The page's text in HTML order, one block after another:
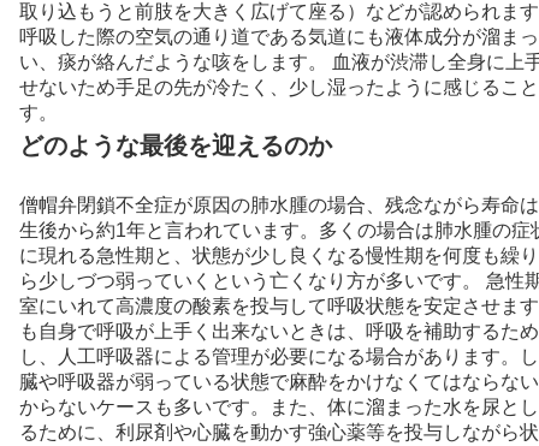
取り込もうと前肢を大きく広げて座る）などが認められま
呼吸した際の空気の通り道である気道にも液体成分が溜ま
い、痰が絡んだような咳をします。 血液が渋滞し全身に上
せないため手足の先が冷たく、少し湿ったように感じるこ
す。
どのような最後を迎えるのか
僧帽弁閉鎖不全症が原因の肺水腫の場合、残念ながら寿命
生後から約1年と言われています。多くの場合は肺水腫の症
に現れる急性期と、状態が少し良くなる慢性期を何度も繰
ら少しづつ弱っていくという亡くなり方が多いです。 急性
室にいれて高濃度の酸素を投与して呼吸状態を安定させま
も自身で呼吸が上手く出来ないときは、呼吸を補助するた
し、人工呼吸器による管理が必要になる場合があります。
臓や呼吸器が弱っている状態で麻酔をかけなくてはならな
からないケースも多いです。また、体に溜まった水を尿と
るために、利尿剤や心臓を動かす強心薬等を投与しながら